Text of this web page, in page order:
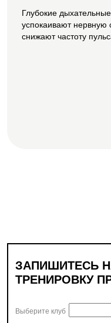
Глубокие
успокаивают нервную
снижают частоту
ЗАПИШИТЕСЬ
ТРЕНИРОВКУ
Выберите клуб